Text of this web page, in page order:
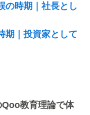
の時期｜社長とし
期｜投資家として
教育理論で体